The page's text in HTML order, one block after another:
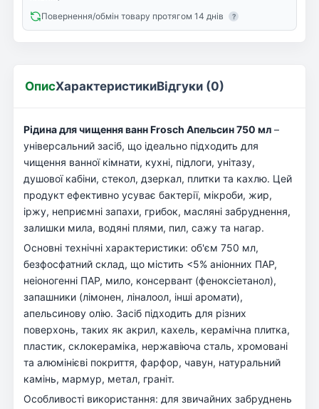
Повернення/обмін товару протягом 14 днів
?
ОписХарактеристикиВідгуки (0)
Рідина для чищення ванн Frosch Апельсин 750 мл –
універсальний засіб, що ідеально підходить для
чищення ванної кімнати, кухні, підлоги, унітазу,
душової кабіни, стекол, дзеркал, плитки та кахлю. Цей
продукт ефективно усуває бактерії, мікроби, жир,
іржу, неприємні запахи, грибок, масляні забруднення,
залишки мила, водяні плями, пил, сажу та нагар.
Основні технічні характеристики: об'єм 750 мл,
безфосфатний склад, що містить <5% аніонних ПАР,
неіоногенні ПАР, мило, консервант (феноксіетанол),
запашники (лімонен, ліналоол, інші аромати),
апельсинову олію. Засіб підходить для різних
поверхонь, таких як акрил, кахель, керамічна плитка,
пластик, склокераміка, нержавіюча сталь, хромовані
та алюмінієві покриття, фарфор, чавун, натуральний
камінь, мармур, метал, граніт.
Особливості використання: для звичайних забруднень